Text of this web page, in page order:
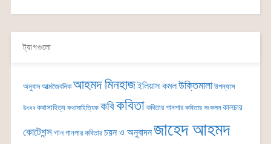
ট্যাগগুলো
অনুবাদ আত্মজৈবনিক আহমদ মিনহাজইলিয়াস কমলউক্তিমালা উপন্যাস
উৎসব কথাসাহিত্য কথাসাহিত্যিক কবিকবিতা কবিতার গানপার কবিতার সংকলন কালচার
কোটেশন্সগান গানপার কবিতার চয়ন ও অনুবাদনজাহেদ আহমদ